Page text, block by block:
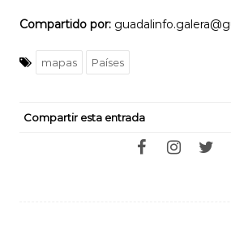
Compartido por:
mapas Países
Compartir esta entrada